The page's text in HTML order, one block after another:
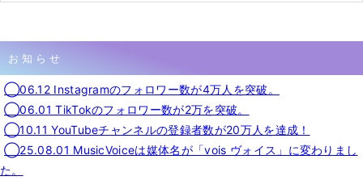
お知らせ
◯06.12 Instagramのフォロワー数が4万人を突破。
◯06.01 TikTokのフォロワー数が2万を突破。
◯10.11 YouTubeチャンネルの登録者数が20万人を達成！
◯25.08.01 MusicVoiceは媒体名が「vois ヴォイス」に変わりまし
た。